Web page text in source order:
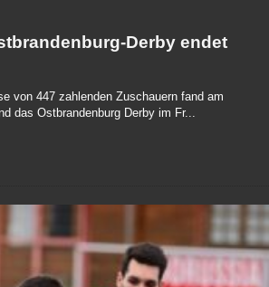
Derby endet
von 447 zahlenden Zuschauern fand am
das Ostbrandenburg Derby im Fr...